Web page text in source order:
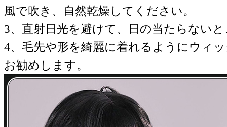
風で吹き、自然乾燥してください。
3、直射日光を避けて、日の当たらない
4、毛先や形を綺麗に着れるようにウィ
お勧めします。